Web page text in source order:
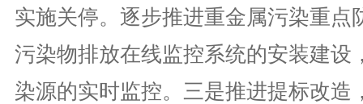
实施关停。逐步推进重金属污染重点
污染物排放在线监控系统的安装建设
染源的实时监控。三是推进提标改造